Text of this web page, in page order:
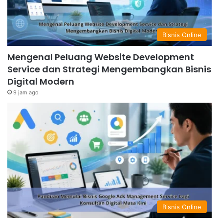
Bisnis Online
Mengenal Peluang Website Development
Service dan Strategi Mengembangkan Bisnis
Digital Modern
9 jam ago
Bisnis Online